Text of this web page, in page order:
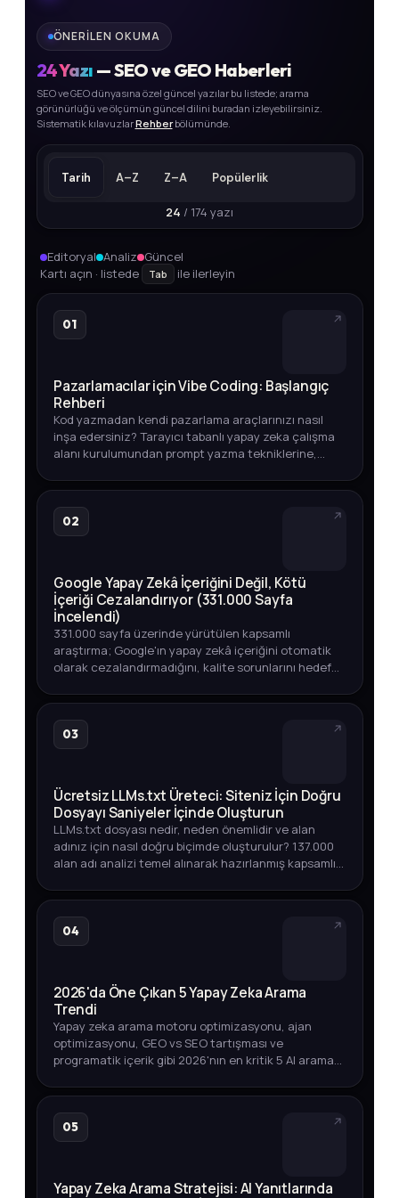
ÖNERILEN OKUMA
24Yazı — SEO ve GEO Haberleri
SEO ve GEO dünyasına özel güncel yazılar bu listede; arama
görünürlüğü ve ölçümün güncel dilini buradan izleyebilirsiniz.
Sistematik kılavuzlarRehber bölümünde.
Tarih A–Z Z–A Popülerlik
24 / 174 yazı
Editoryal Analiz Güncel
Kartı açın · listede
Tab ile ilerleyin
01
Pazarlamacılar için Vibe Coding: Başlangıç
Rehberi
Kod yazmadan kendi pazarlama araçlarınızı nasıl
inşa edersiniz? Tarayıcı tabanlı yapay zeka çalışma
alanı kurulumundan prompt yazma tekniklerine,
adım adım açıklıyoruz.
02
Google Yapay Zekâ İçeriğini Değil, Kötü
İçeriği Cezalandırıyor (331.000 Sayfa
İncelendi)
331.000 sayfa üzerinde yürütülen kapsamlı
araştırma; Google'ın yapay zekâ içeriğini otomatik
olarak cezalandırmadığını, kalite sorunlarını hedef
endeksleme oranları v…
03
Ücretsiz LLMs.txt Üreteci: Siteniz İçin Doğru
Dosyayı Saniyeler İçinde Oluşturun
LLMs.txt dosyası nedir, neden önemlidir ve alan
adınız için nasıl doğru biçimde oluşturulur? 137.000
alan adı analizi temel alınarak hazırlanmış kapsamlı
04
2026'da Öne Çıkan 5 Yapay Zeka Arama
Trendi
Yapay zeka arama motoru optimizasyonu, ajan
optimizasyonu, GEO vs SEO tartışması ve
programatik içerik gibi 2026'nın en kritik 5 AI arama
05
Yapay Zeka Arama Stratejisi: AI Yanıtlarında